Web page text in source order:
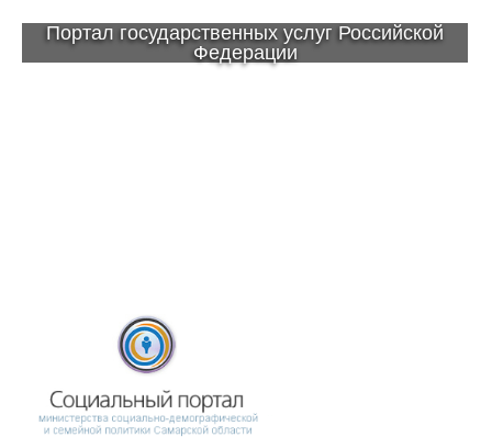
Портал государственных услуг Российской
Федерации